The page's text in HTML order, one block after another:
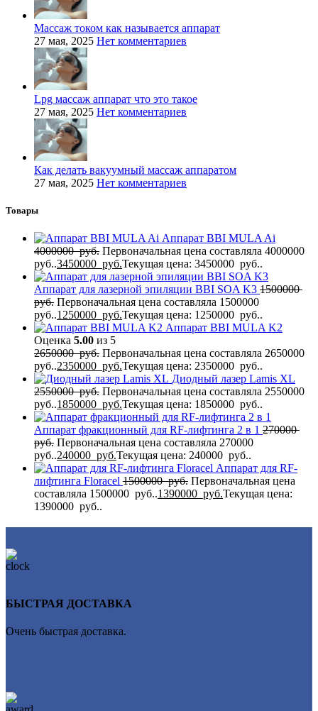
Массаж током как называется аппарат
27 мая, 2025 Нет комментариев
Lpg массаж аппарат что это такое
27 мая, 2025 Нет комментариев
Как делать вакуумный массаж аппаратом
27 мая, 2025 Нет комментариев
Товары
Аппарат BBI MULA Ai
4000000руб. Первоначальная цена составляла 4000000
руб..3450000 руб.Текущая цена: 3450000 руб..
Аппарат для лазерной эпиляции BBI SOA K3 1500000
руб. Первоначальная цена составляла 1500000
руб..1250000 руб.Текущая цена: 1250000 руб..
Аппарат BBI MULA K2
Оценка 5.00 из 5
2650000руб. Первоначальная цена составляла 2650000
руб..2350000 руб.Текущая цена: 2350000 руб..
Диодный лазер Lamis XL
2550000руб. Первоначальная цена составляла 2550000
руб..1850000 руб.Текущая цена: 1850000 руб..
Аппарат фракционный для RF-лифтинга 2 в 1 270000
руб. Первоначальная цена составляла 270000
руб..240000 руб.Текущая цена: 240000 руб..
Аппарат для RF-
лифтинга Flоrасеl 1500000руб. Первоначальная цена
составляла 1500000 руб..1390000 руб.Текущая цена:
1390000 руб..
БЫСТРАЯ ДОСТАВКА
Очень быстрая доставка.